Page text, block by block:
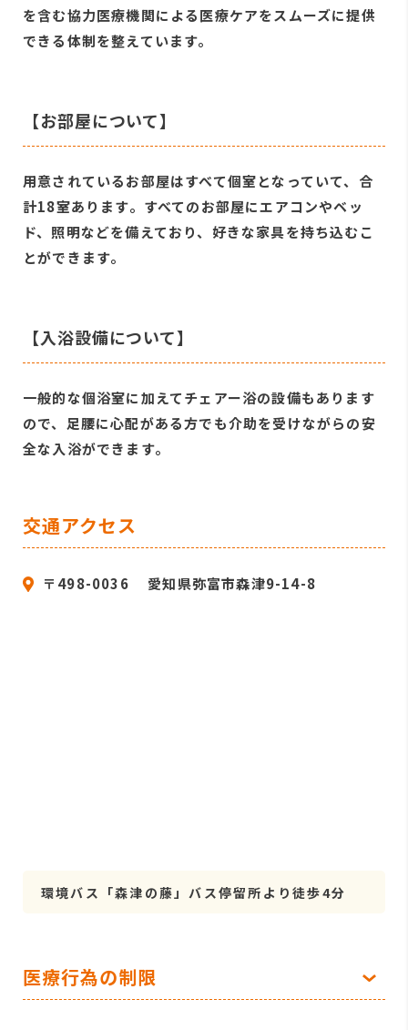
を含む協力医療機関による医療ケアをスムーズに提供
できる体制を整えています。
【お部屋について】
用意されているお部屋はすべて個室となっていて、合
計18室あります。すべてのお部屋にエアコンやベッ
ド、照明などを備えており、好きな家具を持ち込むこ
とができます。
【入浴設備について】
一般的な個浴室に加えてチェアー浴の設備もあります
ので、足腰に心配がある方でも介助を受けながらの安
全な入浴ができます。
交通アクセス
〒498-0036 愛知県弥富市森津9-14-8
環境バス「森津の藤」バス停留所より徒歩4分
医療行為の制限